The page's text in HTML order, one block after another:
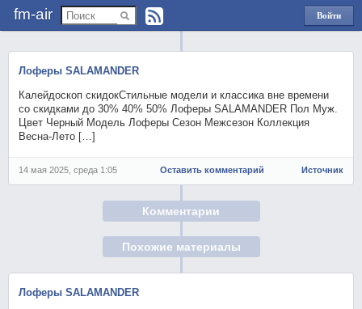
fm-air
Войти
через
Лоферы SALAMANDER
Калейдоскоп скидокСтильные модели и классика вне времени
со скидками до 30% 40% 50% Лоферы SALAMANDER Пол Муж.
Цвет Черный Модель Лоферы Сезон Межсезон Коллекция
Весна-Лето […]
14 мая 2025, среда 1:05 Оставить комментарий Источник
Комментарии
Похожие материалы
Лоферы SALAMANDER